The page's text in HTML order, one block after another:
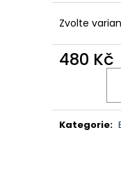
Zvolte
480 Kč
Kategorie: